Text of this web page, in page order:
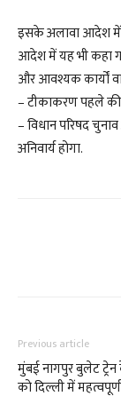
इसके अलावा आदेश में
आदेश में यह भी कहा
और आवश्यक कार्यों
– टीकाकरण पहले की
– विधान परिषद
अनिवार्य होगा.
Previous article
मुंबई नागपुर बुलेट
को दिल्ली में